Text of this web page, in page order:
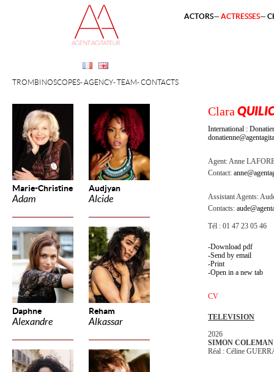
Marie-Christine
Adam
Audjyan
Alcide
Daphne
Alexandre
Reham
Alkassar
TROMBINOSCOPES AGENCY TEAM CONTACTS
ACTORS ACTRESSES
Clara
International :
Agent:Anne
Contact:
Assistant Agents:
Contacts:
Tél : 01 47 23 05 46
Download pdf
Send by email
Print
Open in a new tab
CV
TELEVISION
2026
SIMON COLEMAN
Réal : Céline